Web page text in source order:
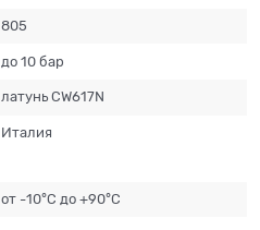
805
до 10 бар
латунь CW617N
Италия
от -10°С до +90°С